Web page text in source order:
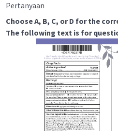
Pertanyaan
Choose A, B, C, or D for the
The following text is for